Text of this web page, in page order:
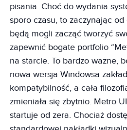
pisania. Choć do wydania
sporo czasu, to zaczynając
będą mogli zacząć tworzyć
zapewnić bogate portfolio
na starcie. To bardzo ważne,
nowa wersja Windowsa
kompatybilność, a cała
zmieniała się zbytnio. Metro
startuje od zera. Chociaż